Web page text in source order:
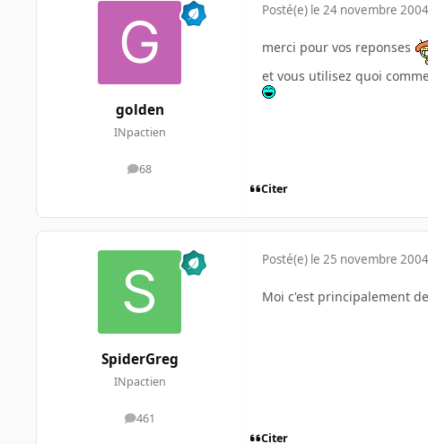
golden
INpactien
68
messages
Posté(e) le 24 novembre 2004
merci pour vos reponses
et vous utilisez quoi
Citer
SpiderGreg
INpactien
461
messages
Posté(e) le 25 novembre 2004
Moi c'est principalement
Citer